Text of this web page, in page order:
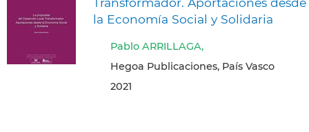
la Economía Social y Solidaria
Pablo ARRILLAGA,
Hegoa Publicaciones, País Vasco
2021